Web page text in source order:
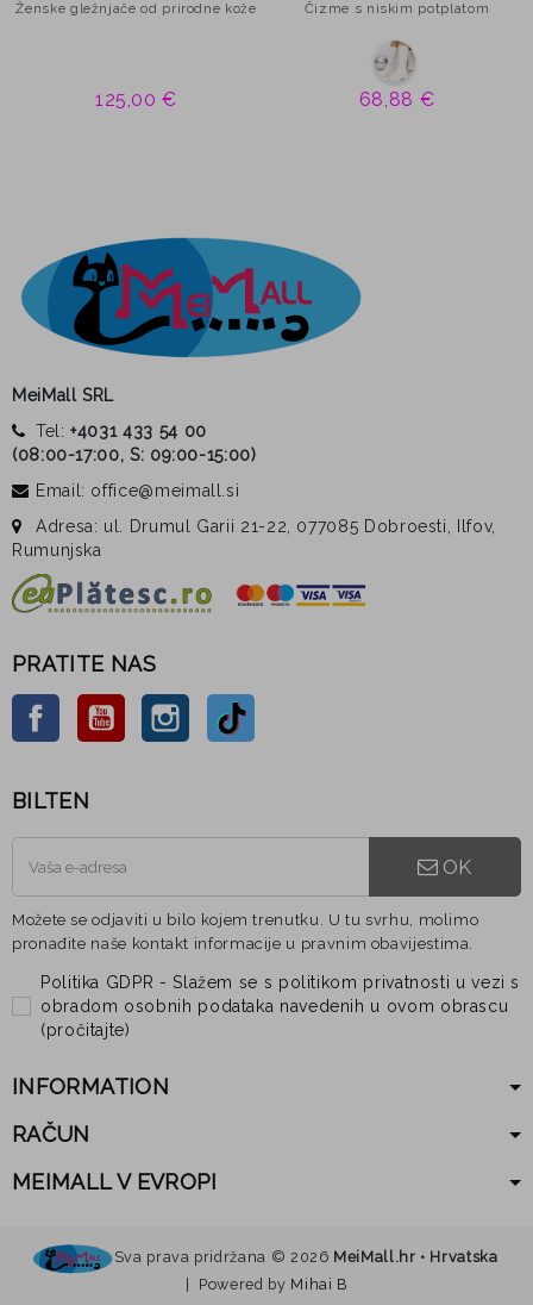
Ženske gležnjače od prirodne kože
125,00 €
Čizme s niskim potplatom
68,88 €
MeiMall SRL
Tel:+4031 433 54 00
(08:00-17:00, S: 09:00-15:00)
Email: office@meimall.si
Adresa: ul. Drumul Garii 21-22, 077085 Dobroesti, Ilfov,
Rumunjska
PRATITE NAS
FacebookYouTube Instagram
BILTEN
OK
Možete se odjaviti u bilo kojem trenutku. U tu svrhu, molimo
pronađite naše kontakt informacije u pravnim obavijestima.
Politika GDPR - Slažem se s politikom privatnosti u vezi s
obradom osobnih podataka navedenih u ovom obrascu
(pročitajte)
INFORMATION
RAČUN
MEIMALL V EVROPI
Sva prava pridržana © 2026 MeiMall.hr • Hrvatska
| Powered by Mihai B